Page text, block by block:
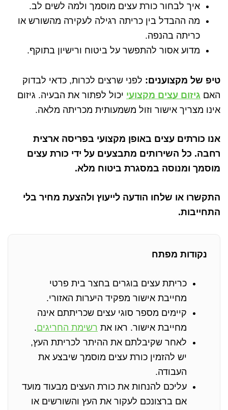
איך לבחור כורת עצים מוסמך ולמה לשים לב.
מה ההבדל בין כריתה רגילה לעקירה מהשורש או
כריתה בהנפה.
מדוע אסור להתפשר על ביטוח ורישיון בתוקף.
טיפ של מקצוענים: לפני שרצים לכרות, כדאי לבדוק
האם גיזום עצים מקצועי יכול לפתור את הבעיה. גיזום
אינו מצריך אישור וזול משמעותית מכריתה מלאה.
אנו כורתים עצים באופן מקצועי בפריסה ארצית
רחבה. כל השירותים מתבצעים על ידי כורת עצים
מוסמך ומנוסה במסגרת ביטוח מלא.
התקשרו או שלחו הודעה לייעוץ ולהצעת מחיר בלי
התחייבות.
נקודות מפתח
כריתת עצים בוגרים בחצר בית פרטי
מחייבת אישור מפקיד היערות האזורי.
קיימים מספר סוגי עצים שכריתתם אינה
מחייבת אישור. ראו את רשימת החריגים.
לאחר שקיבלתם את ההיתר לכריתת העץ,
יש להזמין כורת עצים מוסמך שיבצע את
העבודה.
עליכם להנחות את כורת העצים מבעוד מועד
אם ברצונכם לעקור את העץ והשורשים או